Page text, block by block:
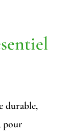
durable,
pour